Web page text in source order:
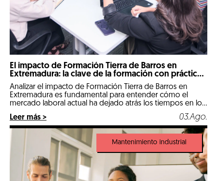
El impacto de Formación Tierra de Barros en
Extremadura: la clave de la formación con prácticas
reales
Analizar el impacto de Formación Tierra de Barros en
Extremadura es fundamental para entender cómo el
mercado laboral actual ha dejado atrás los tiempos en los
que un expediente puramente teórico abría las puertas
de las mejores empresas. Llegados a 2026, nos
encontramos en un escenario hipercompetitivo, marcado
por la digitalización de la industria y […]
Leer más > 03.Ago.
Mantenimiento industrial